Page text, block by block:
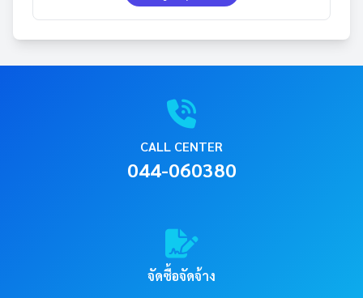
CALL CENTER
044-060380
จัดซื้อจัดจ้าง